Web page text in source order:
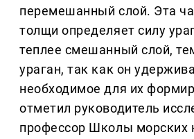
перемешанный слой. Эта
толщи определяет силу
теплее смешанный слой,
ураган, так как он
необходимое для их
отметил руководитель
профессор Школы морских